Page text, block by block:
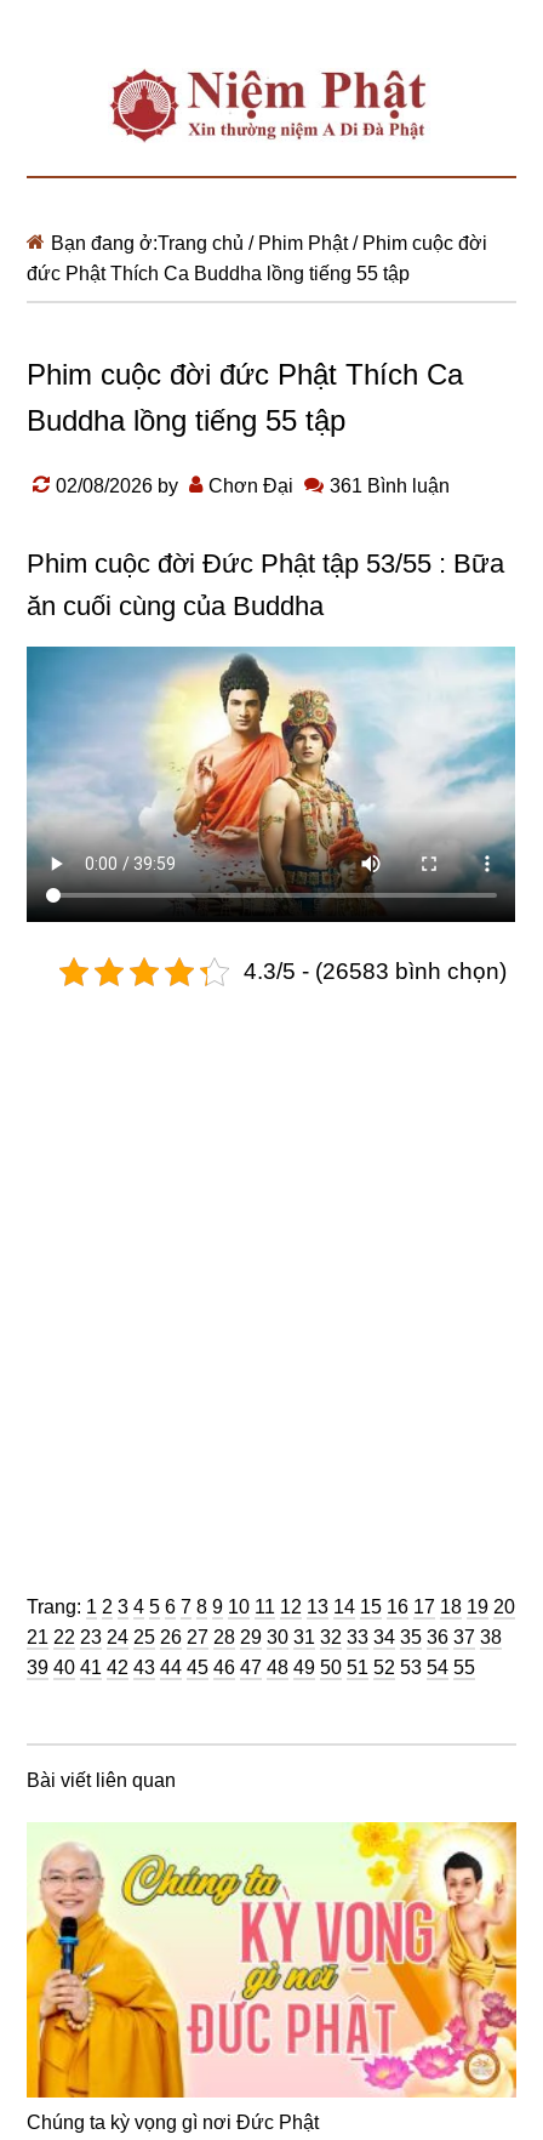
Bạn đang ở:Trang chủ / Phim Phật /Phim cuộc đời
đức Phật Thích Ca Buddha lồng tiếng 55 tập
Phim cuộc đời đức Phật Thích Ca
Buddha lồng tiếng 55 tập
02/08/2026 by Chơn Đại 361 Bình luận
Phim cuộc đời Đức Phật tập 53/55 : Bữa
ăn cuối cùng của Buddha
4.3/5 - (26583 bình chọn)
Trang: Trang
1 Trang
2 Trang
3 Trang
4 Trang
5 Trang
6 Trang
7 Trang
8 Trang
9 Trang
10 Trang
11 Trang
12 Trang
13 Trang
14 Trang
15 Trang
16 Trang
17 Trang
18 Trang
19 Trang
20
Trang
21 Trang
22 Trang
23 Trang
24 Trang
25 Trang
26 Trang
27 Trang
28 Trang
29 Trang
30 Trang
31 Trang
32 Trang
33 Trang
34 Trang
35 Trang
36 Trang
37 Trang
38
39 Trang
40 Trang
41 Trang
42 Trang
43 Trang
44 Trang
45 Trang
46 Trang
47 Trang
48 Trang
49 Trang
50 Trang
51 Trang
52 Trang
53 Trang
54 Trang
55
Bài viết liên quan
Chúng ta kỳ vọng gì nơi Đức Phật